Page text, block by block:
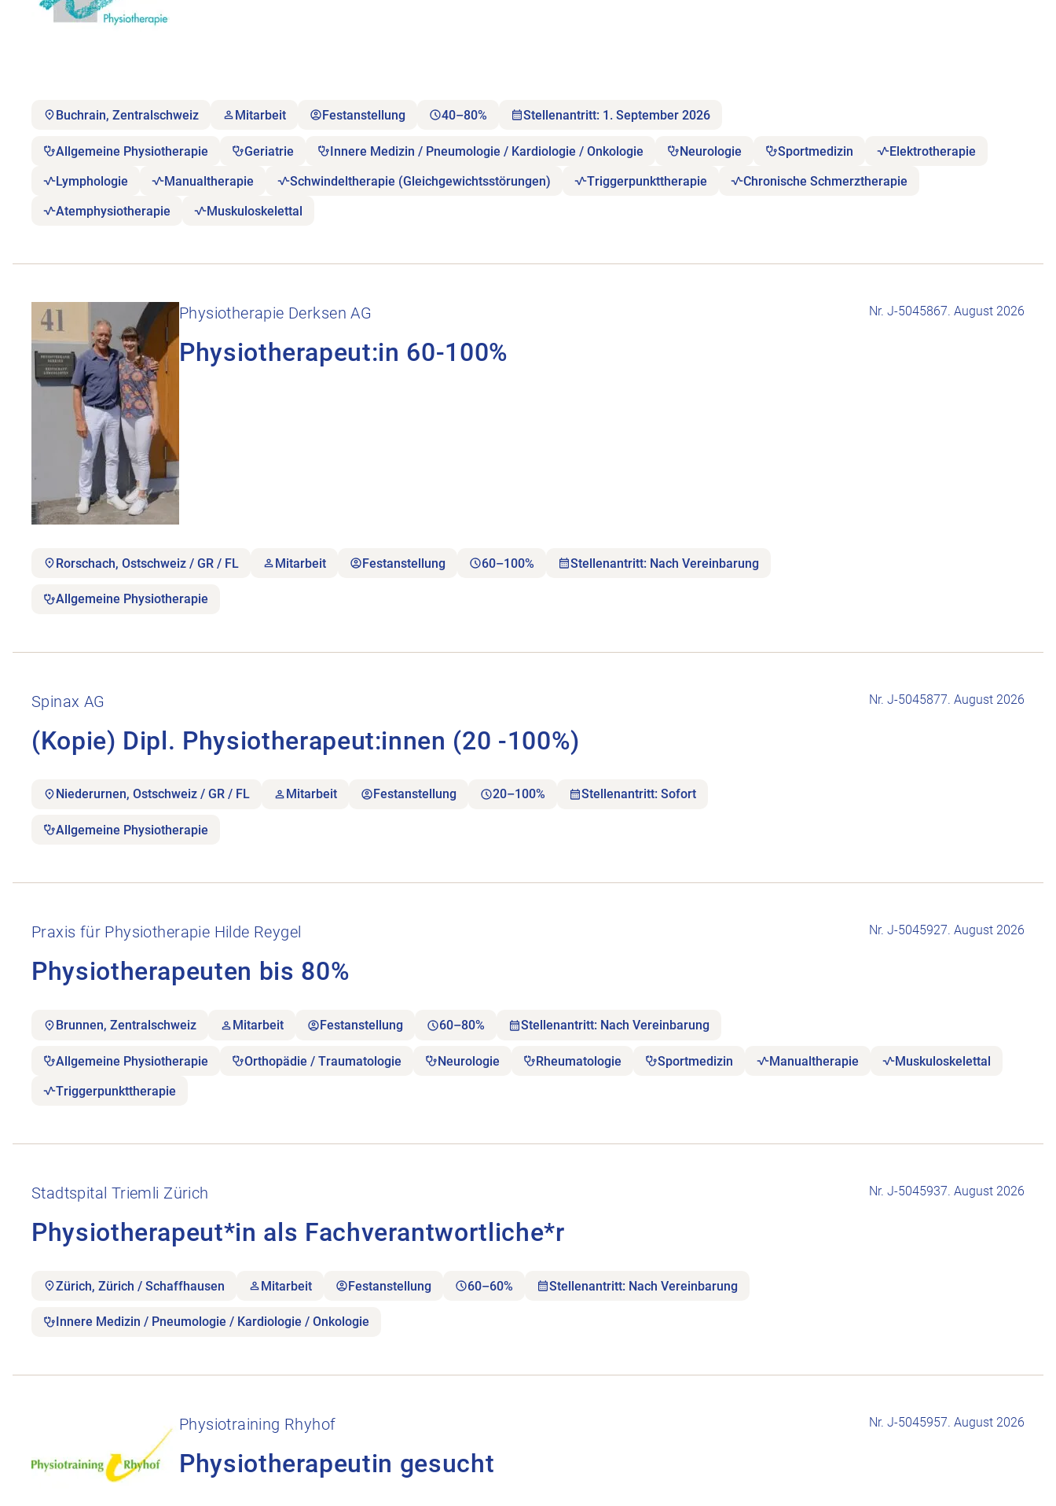
Buchrain, Zentralschweiz Mitarbeit Festanstellung 40–80% Stellenantritt: 1. September 2026
Allgemeine Physiotherapie Geriatrie Innere Medizin / Pneumologie / Kardiologie / Onkologie Neurologie Sportmedizin Elektrotherapie
Lymphologie Manualtherapie Schwindeltherapie (Gleichgewichtsstörungen) Triggerpunkttherapie Chronische Schmerztherapie
Atemphysiotherapie Muskuloskelettal
Physiotherapie Derksen AG
Physiotherapeut:in 60-100%
Nr. J-5045867. August 2026
Rorschach, Ostschweiz / GR / FL Mitarbeit Festanstellung 60–100% Stellenantritt: Nach Vereinbarung
Allgemeine Physiotherapie
Spinax AG
(Kopie) Dipl. Physiotherapeut:innen (20 -100%)
Nr. J-5045877. August 2026
Niederurnen, Ostschweiz / GR / FL Mitarbeit Festanstellung 20–100% Stellenantritt: Sofort
Allgemeine Physiotherapie
Praxis für Physiotherapie Hilde Reygel
Physiotherapeuten bis 80%
Nr. J-5045927. August 2026
Brunnen, Zentralschweiz Mitarbeit Festanstellung 60–80% Stellenantritt: Nach Vereinbarung
Allgemeine Physiotherapie Orthopädie / Traumatologie Neurologie Rheumatologie Sportmedizin Manualtherapie Muskuloskelettal
Triggerpunkttherapie
Stadtspital Triemli Zürich
Physiotherapeut*in als Fachverantwortliche*r
Nr. J-5045937. August 2026
Zürich, Zürich / Schaffhausen Mitarbeit Festanstellung 60–60% Stellenantritt: Nach Vereinbarung
Innere Medizin / Pneumologie / Kardiologie / Onkologie
Physiotraining Rhyhof
Physiotherapeutin gesucht
Nr. J-5045957. August 2026